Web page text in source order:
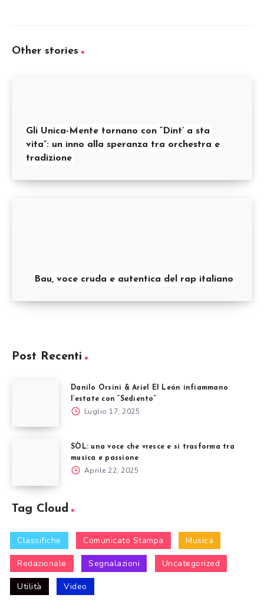
Other stories
Gli Unica-Mente tornano con “Dint’ a sta
vita”: un inno alla speranza tra orchestra e
tradizione
Bau, voce cruda e autentica del rap italiano
Post Recenti
Danilo Orsini & Ariel El León infiammano
l’estate con “Sediento”
Luglio 17, 2025
SÒL: una voce che vresce e si trasforma tra
musica e passione
Aprile 22, 2025
Tag Cloud
Classifiche Comunicato Stampa Musica
Redazionale Segnalazioni Uncategorized
Utilità Video